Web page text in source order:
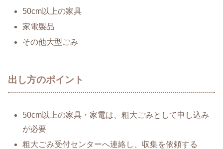
50cm以上の家具
家電製品
その他大型ごみ
出し方のポイント
50cm以上の家具・家電は、粗大ごみとして申し込み
が必要
粗大ごみ受付センターへ連絡し、収集を依頼する